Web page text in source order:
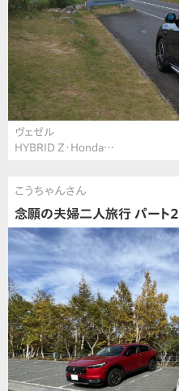
ヴェゼル
HYBRID Z・Honda…
こうちゃんさん
念願の夫婦二人旅行 パート2